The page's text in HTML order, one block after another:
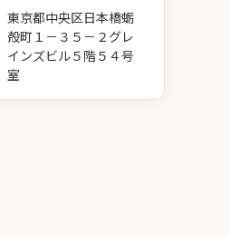
東京都中央区日本橋蛎
殻町１－３５－２グレ
インズビル５階５４号
室